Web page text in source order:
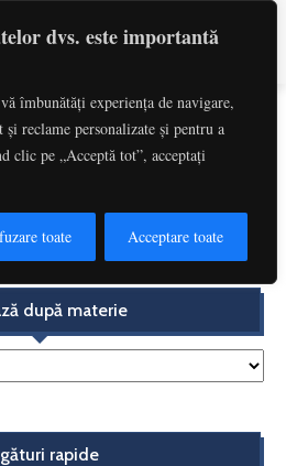
dvs. este importantă
îmbunătăți experiența de navigare,
reclame personalizate și pentru a
clic pe „Acceptă tot”, acceptați
toate Acceptare toate
Bodies under Article 13(1) of
Horațiu Brisc
după materie
rapide